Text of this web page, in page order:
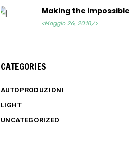
Making the impossible
<Maggio 26, 2018/>
CATEGORIES
AUTOPRODUZIONI
LIGHT
UNCATEGORIZED